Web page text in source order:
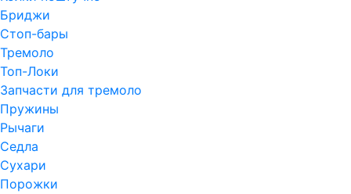
Бриджи
Стоп-бары
Тремоло
Топ-Локи
Запчасти для тремоло
Пружины
Рычаги
Седла
Сухари
Порожки